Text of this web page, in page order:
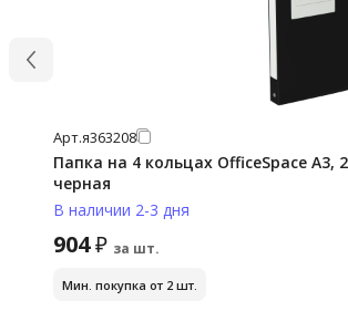
Арт.я363208
Папка на 4 кольцах OfficeSpace А3,
черная
В наличии 2-3 дня
904₽ за шт.
Мин. покупка от 2 шт.